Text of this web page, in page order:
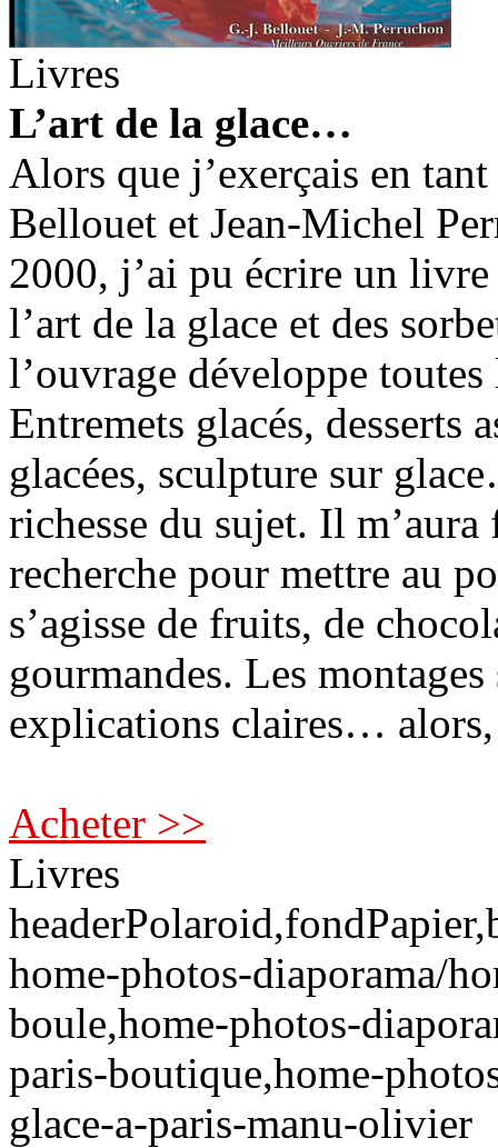
Livres
L’art de la glace…
Alors que j’exerçais en
Bellouet et Jean-Michel
2000, j’ai pu écrire un
l’art de la glace et des
l’ouvrage développe
Entremets glacés, desserts
glacées, sculpture sur
richesse du sujet. Il
recherche pour mettre au
s’agisse de fruits, de
gourmandes. Les
explications claires… alors,
Acheter >>
Livres
home-photos-diaporama/
boule,home-photos-
paris-boutique,home-
glace-a-paris-manu-olivier